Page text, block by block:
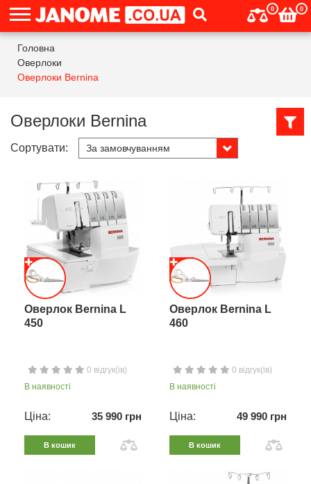
0 0
Головна
Оверлоки
Оверлоки Bernina
Оверлоки Bernina
Сортувати:
Оверлок Bernina L
450
0 відгук(ів)
В наявності
Ціна: 35 990 грн
В кошик
Оверлок Bernina L
460
0 відгук(ів)
В наявності
Ціна: 49 990 грн
В кошик